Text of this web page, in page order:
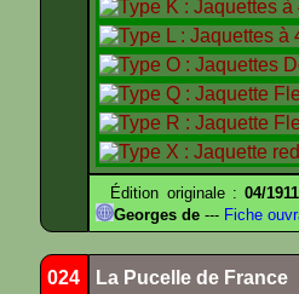
Édition originale :04/1911
Georges de --- Fiche
024 La Pucelle de France